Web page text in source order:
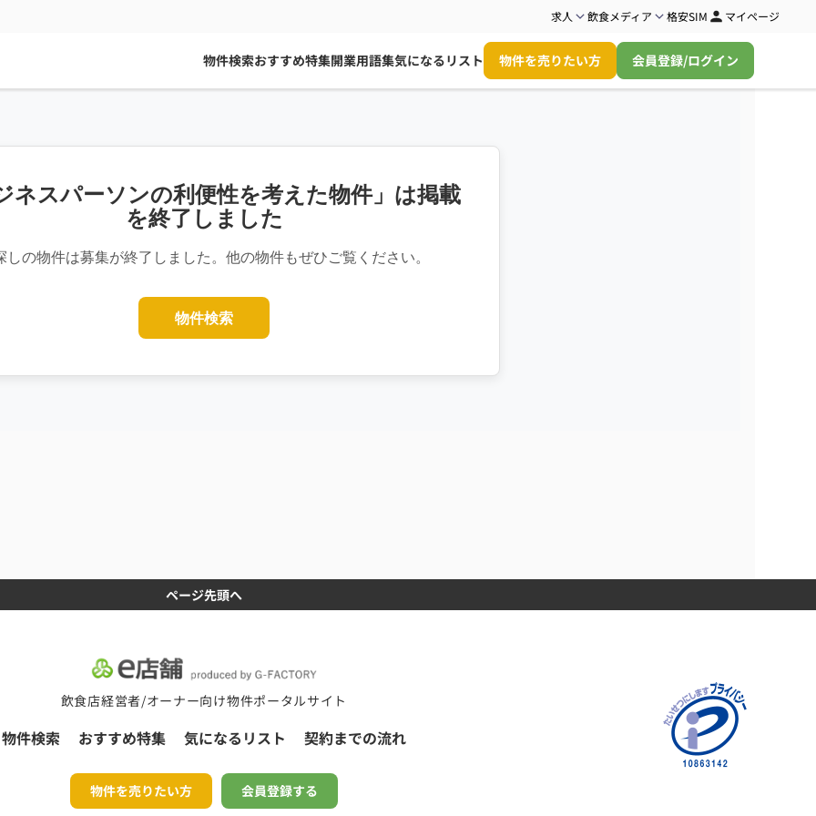
求人 飲食メディア 格安SIM マイページ
物件検索おすすめ特集開業用語集気になるリスト 物件を売りたい方 会員登録/ログイン
ネスパーソンの利便性を考えた物件」は掲載
を終了しました
しの物件は募集が終了しました。他の物件もぜひご覧ください。
物件検索
ページ先頭へ
飲食店経営者/オーナー向け物件ポータルサイト
物件検索 おすすめ特集 気になるリスト 契約までの流れ
物件を売りたい方 会員登録する